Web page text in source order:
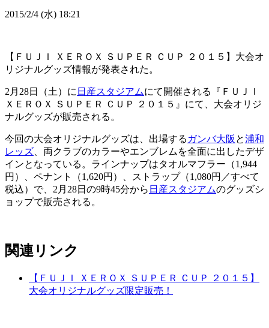
2015/2/4 (水) 18:21
【ＦＵＪＩ ＸＥＲＯＸ ＳＵＰＥＲ ＣＵＰ ２０１５】大会オ
リジナルグッズ情報が発表された。
2月28日（土）に 日産スタジアムにて開催される『ＦＵＪＩ
ＸＥＲＯＸ ＳＵＰＥＲ ＣＵＰ ２０１５』にて、大会オリジ
ナルグッズが販売される。
今回の大会オリジナルグッズは、出場する ガンバ大阪 と浦和
レッズ 、両クラブのカラーやエンブレムを全面に出したデザ
インとなっている。ラインナップはタオルマフラー（1,944
円）、ペナント（1,620円）、ストラップ（1,080円／すべて
税込）で、2月28日の9時45分から 日産スタジアムのグッズシ
ョップで販売される。
関連リンク
【ＦＵＪＩ ＸＥＲＯＸ ＳＵＰＥＲ ＣＵＰ ２０１５】
大会オリジナルグッズ限定販売！